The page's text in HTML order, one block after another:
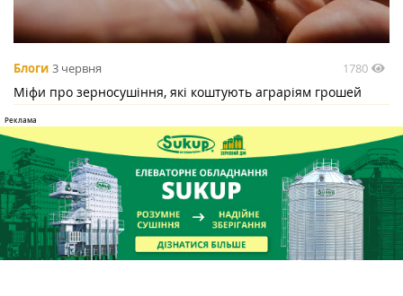
Блоги 3 червня 1780
Міфи про зерносушіння, які коштують аграріям грошей